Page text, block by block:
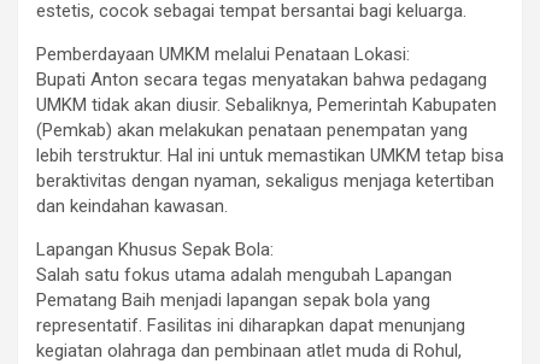
estetis, cocok sebagai tempat bersantai bagi keluarga.
​Pemberdayaan UMKM melalui Penataan Lokasi:
Bupati Anton secara tegas menyatakan bahwa pedagang
UMKM tidak akan diusir. Sebaliknya, Pemerintah Kabupaten
(Pemkab) akan melakukan penataan penempatan yang
lebih terstruktur. Hal ini untuk memastikan UMKM tetap bisa
beraktivitas dengan nyaman, sekaligus menjaga ketertiban
dan keindahan kawasan.
​Lapangan Khusus Sepak Bola:
Salah satu fokus utama adalah mengubah Lapangan
Pematang Baih menjadi lapangan sepak bola yang
representatif. Fasilitas ini diharapkan dapat menunjang
kegiatan olahraga dan pembinaan atlet muda di Rohul,